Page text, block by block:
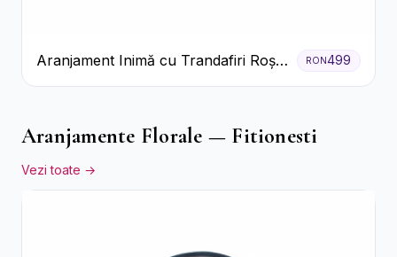
Aranjament Inimă cu Trandafiri Roșii
și Floarea Miresei
RON499
Aranjamente Florale — Fitionesti
Vezi toate →